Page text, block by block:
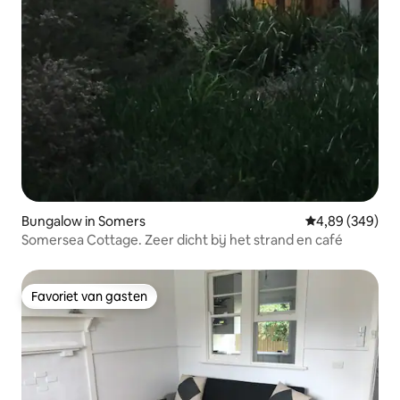
Bungalow in Somers Gemiddelde
4,89 (349)
Somersea Cottage. Zeer dicht bij het strand en café
Favoriet van gasten
Favoriet van gasten